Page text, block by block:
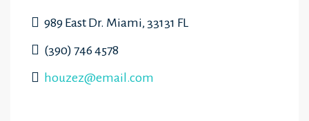
989 East Dr. Miami, 33131 FL
(390) 746 4578
houzez@email.com